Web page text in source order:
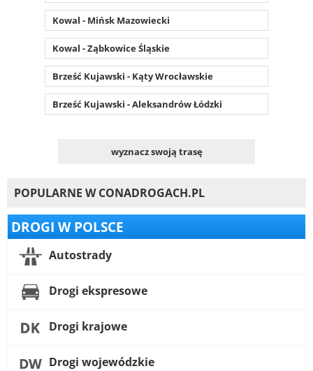
Kowal - Mińsk Mazowiecki
Kowal - Ząbkowice Śląskie
Brześć Kujawski - Kąty Wrocławskie
Brześć Kujawski - Aleksandrów Łódzki
wyznacz swoją trasę
POPULARNE W CONADROGACH.PL
DROGI W POLSCE
Autostrady
Drogi ekspresowe
Drogi krajowe
Drogi wojewódzkie